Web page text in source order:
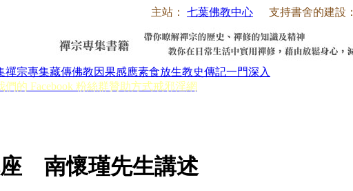
主站： 七葉佛教中心 支持書舍的建設：
禪宗專集藏傳佛教因果感應素食放生教史傳記一門深入
們的 Facebook 粉絲群贊助方式戒邪淫網
南懷瑾先生講述